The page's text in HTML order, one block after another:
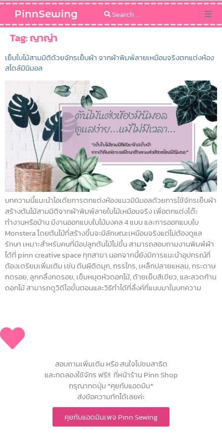
PinnSewing
Blog
Sewing Pattern
Tag:ญาญ่า
เย็บใบไม้สามมิติด้วยจักรเย็บผ้า จากผ้าพิมพ์ลายเหมือนจริงตกแต่งห้อง
สไตล์มินิมอล
บทความนี้แนะนำไอเดียการตกแต่งห้องแนวมินิมอลด้วยการใช้จักรเย็บผ้า
สร้างต้นไม้สามมิติจากผ้าพิมพ์ลายใบไม้เหมือนจริง เพื่อตกแต่งโต๊ะ
ทำงานหรือบ้าน มีงานออกแบบใบไม้มงคล 4 แบบ และการออกแบบใบ
Monstera โดยต้นไม้ที่สร้างขึ้นจะมีลักษณะเหมือนจริงแต่ไม่ต้องดูแล
รักษา เหมาะสำหรับคนที่มือปลูกต้นไม้ไม่ขึ้น สามารถสอบถามงานพิมพ์ผ้า
ได้ที่ pinn creative space ทุกสาขา นอกจากนี้ยังมีการแนะนำอุปกรณ์ที่
ต้องเตรียมเพิ่มเติม เช่น ตีนผีติดมุก, กรรไกร, เหล็กปลายแหลม, กระดาษ
กดรอย, ลูกกลิ้งกดรอย, เข็มหมุดหัวดอกไม้, ด้ายเย็บสีเขียว, และลวดก้าน
ดอกไม้ สามารถดูวิดีโอขั้นตอนและวิธีทำได้ที่ลิ้งค์ที่แนบมาในบทความ
สอบถามเพิ่มเติม หรือ สนใจไปชมสาธิต
และทดลองใช้จักร ฟรี!! ที่หน้าร้าน Pinn Shop
กรุณากดปุ่ม *คุยกับแอดมิน*
ส่งข้อความทักได้เลยค่ะ
คุยกับแอดมินเพจ Pinn Sewing